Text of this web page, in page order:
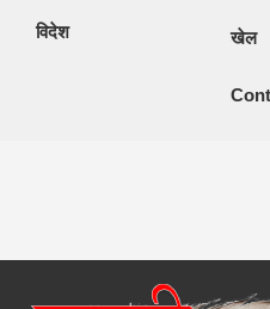
विदेश खेल